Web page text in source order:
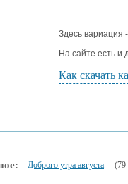
Здесь вариация
На сайте есть и
Как скачать
Доброго утра августа (79